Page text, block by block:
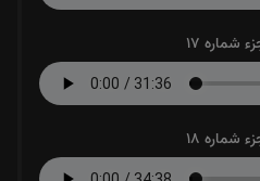
شماره 17
شماره 18